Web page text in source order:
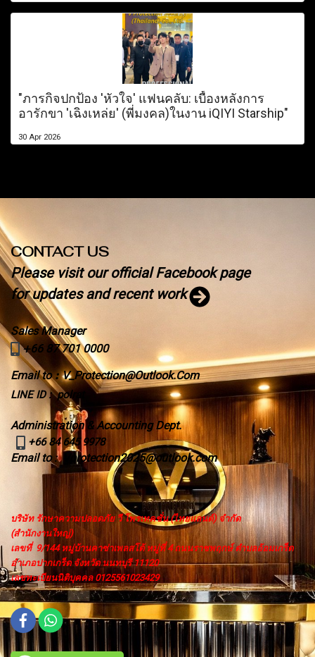
"ภารกิจปกป้อง 'หัวใจ' แฟนคลับ: เบื้องหลังการ
อารักขา 'เฉิงเหล่ย' (พี่มงคล)ในงาน iQIYI Starship"
30 Apr 2026
CONTACT US
Please visit our official Facebook page
for updates and recent work
Sales Manager
+66 87 701 0000
Email to: V_Protection@Outlook.Com
LINE ID : polrat
Administration & Accounting Dept.
+66 84 645 9978
Email to: Vprotection2025@outlook.com
บริษัท รักษาความปลอดภัย วี โพรเทคชั่น (ไทยแลนด์) จำกัด
(สำนักงานใหญ่)
เลขที่ 9/144 หมู่บ้านคาซ่าเพลสโต้ หมู่ที่ 4 ถนนราชพฤกษ์ ตำบลอ้อมเกร็ด
อำเภอปากเกร็ด จังหวัด นนทบุรี 11120
เลขทะเบียนนิติบุคคล 0125561023429